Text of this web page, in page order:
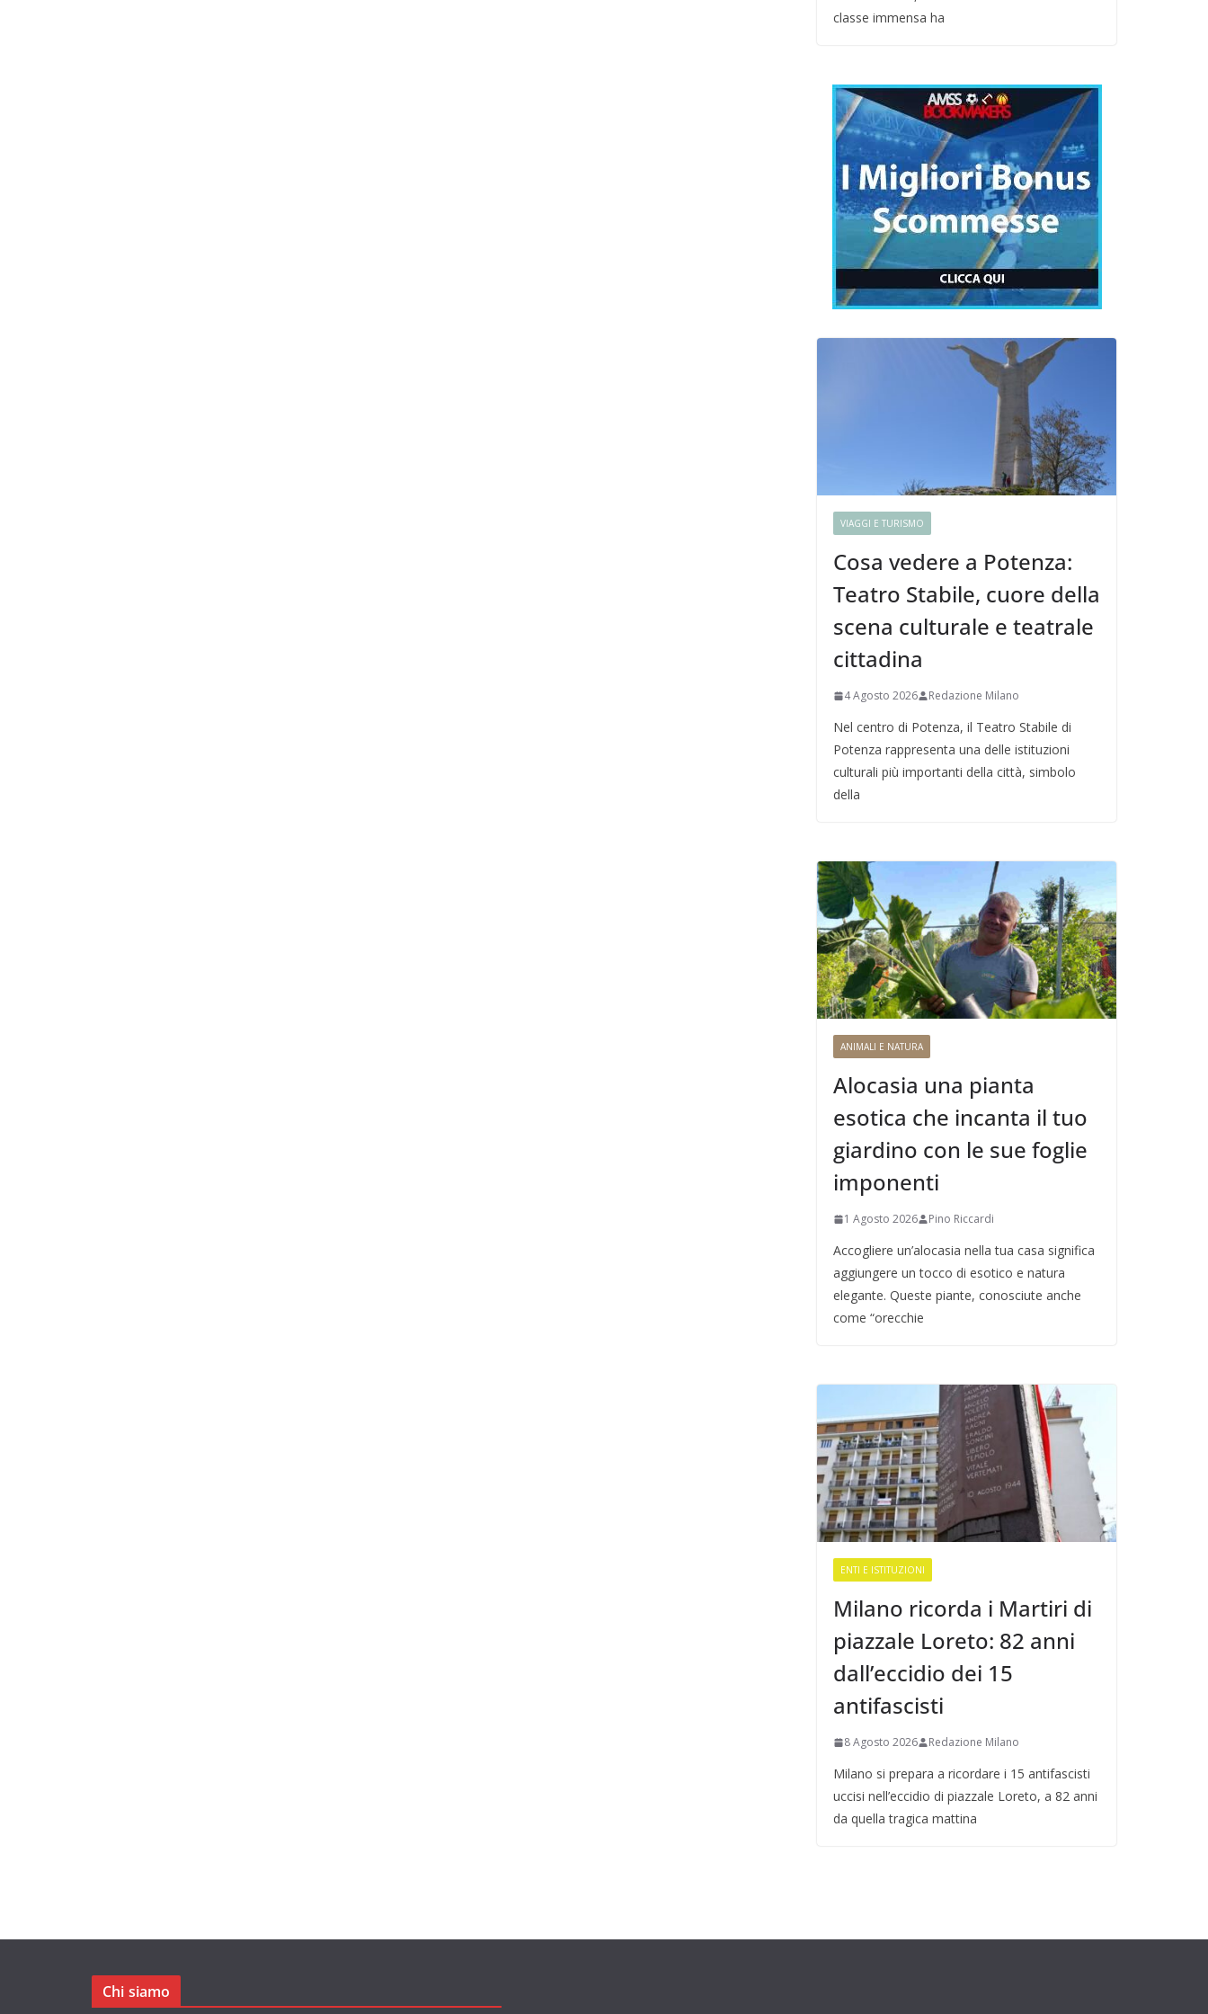
classe immensa ha
VIAGGI E TURISMO
Cosa vedere a Potenza:
Teatro Stabile, cuore della
scena culturale e teatrale
cittadina
4 Agosto 2026 Redazione Milano
Nel centro di Potenza, il Teatro Stabile di
Potenza rappresenta una delle istituzioni
culturali più importanti della città, simbolo
della
ANIMALI E NATURA
Alocasia una pianta
esotica che incanta il tuo
giardino con le sue foglie
imponenti
1 Agosto 2026 Pino Riccardi
Accogliere un’alocasia nella tua casa significa
aggiungere un tocco di esotico e natura
elegante. Queste piante, conosciute anche
come “orecchie
ENTI E ISTITUZIONI
Milano ricorda i Martiri di
piazzale Loreto: 82 anni
dall’eccidio dei 15
antifascisti
8 Agosto 2026 Redazione Milano
Milano si prepara a ricordare i 15 antifascisti
uccisi nell’eccidio di piazzale Loreto, a 82 anni
da quella tragica mattina
Chi siamo